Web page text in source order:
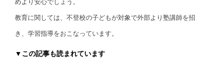
めより安心でしょう。
教育に関しては、不登校の子どもが対象で外部より塾講師を招
き、学習指導をおこなっています。
▼この記事も読まれています